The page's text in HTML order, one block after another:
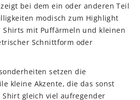
bei dem ein oder anderen Teil
modisch zum Highlight
Shirts mit Puffärmeln und kleinen
Schnittform oder
setzen die
kleine Akzente, die das sonst
gleich viel aufregender